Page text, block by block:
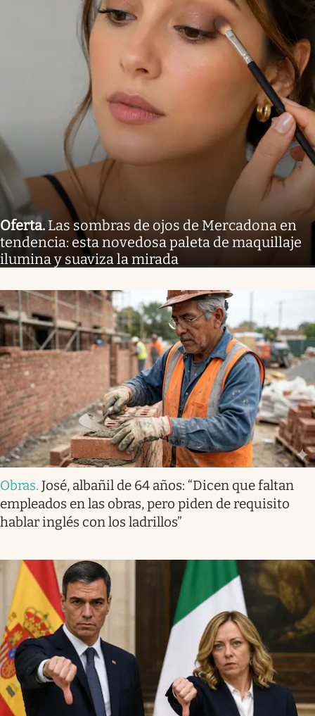
Oferta. Las sombras de ojos de Mercadona en
tendencia: esta novedosa paleta de maquillaje
ilumina y suaviza la mirada
Obras. José, albañil de 64 años: “Dicen que faltan
empleados en las obras, pero piden de requisito
hablar inglés con los ladrillos”